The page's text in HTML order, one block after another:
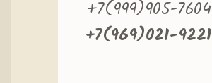
+7(999)905-7604
+7(969)021-9221